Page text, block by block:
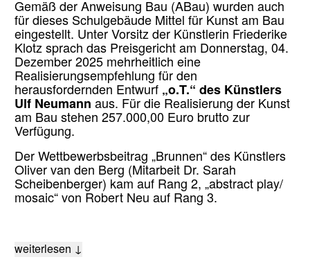
Gemäß der Anweisung Bau (ABau) wurden auch
für dieses Schulgebäude Mittel für Kunst am Bau
eingestellt. Unter Vorsitz der Künstlerin Friederike
Klotz sprach das Preisgericht am Donnerstag, 04.
Dezember 2025 mehrheitlich eine
Realisierungsempfehlung für den
herausfordernden Entwurf „o.T.“ des Künstlers
Ulf Neumann aus. Für die Realisierung der Kunst
am Bau stehen 257.000,00 Euro brutto zur
Verfügung.
Der Wettbewerbsbeitrag „Brunnen“ des Künstlers
Oliver van den Berg (Mitarbeit Dr. Sarah
Scheibenberger) kam auf Rang 2, „abstract play/
mosaic“ von Robert Neu auf Rang 3.
weiterlesen ↓